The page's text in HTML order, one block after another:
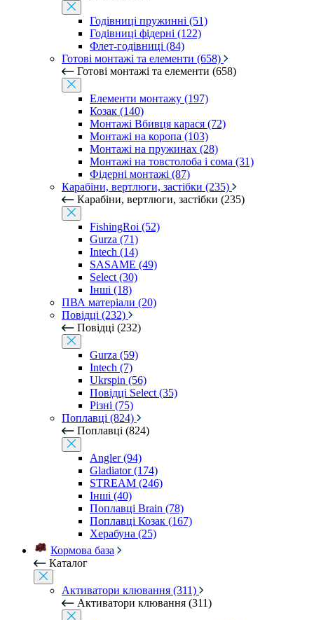
Годівниці пружинні (51)
Годівниці фідерні (122)
Флет-годівниці (84)
Готові монтажі та елементи (658)
Готові монтажі та елементи (658)
Елементи монтажу (197)
Козак (140)
Монтажі Вбивця карася (72)
Монтажі на коропа (103)
Монтажі на пружинах (28)
Монтажі на товстолоба і сома (31)
Фідерні монтажі (87)
Карабіни, вертлюги, застібки (235)
Карабіни, вертлюги, застібки (235)
FishingRoi (52)
Gurza (71)
Intech (14)
SASAME (49)
Select (30)
Інші (18)
ПВА матеріали (20)
Повідці (232)
Повідці (232)
Gurza (59)
Intech (7)
Ukrspin (56)
Повідці Select (35)
Різні (75)
Поплавці (824)
Поплавці (824)
Angler (94)
Gladiator (174)
STREAM (246)
Інші (40)
Поплавці Brain (78)
Поплавці Козак (167)
Херабуна (25)
Кормова база
Каталог
Активатори клювання (311)
Активатори клювання (311)